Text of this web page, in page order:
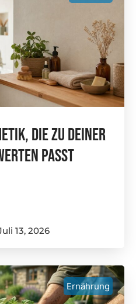
Die Zu Deiner
Passt
13, 2026
Ernährung